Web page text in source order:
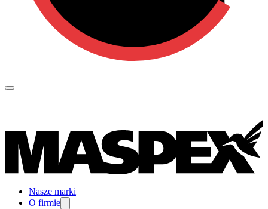
Nasze marki
O firmie